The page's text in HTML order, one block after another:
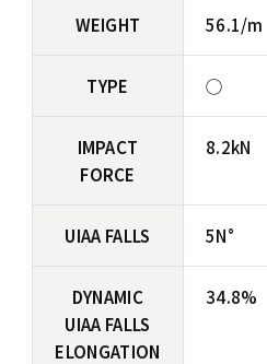
WEIGHT 56.1/m
TYPE ◯
IMPACT
FORCE
8.2kN
UIAA FALLS 5N°
DYNAMIC
UIAA FALLS
ELONGATION
34.8%